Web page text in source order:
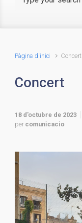
Pàgina d'inici Concert
Concert
18 d'octubre de 2023
per comunicacio